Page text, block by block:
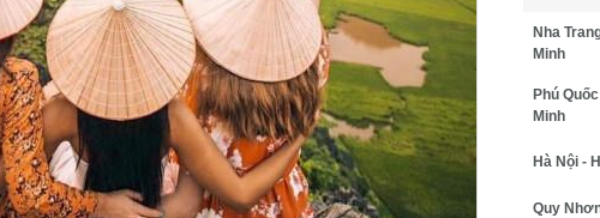
Nha
Minh
Phú Quốc
Minh
Hà Nội -
Quy Nhơn